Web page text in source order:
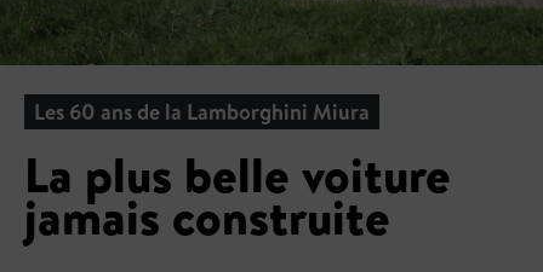
Les 60 ans de la Lamborghini Miura
La plus belle voiture
jamais construite